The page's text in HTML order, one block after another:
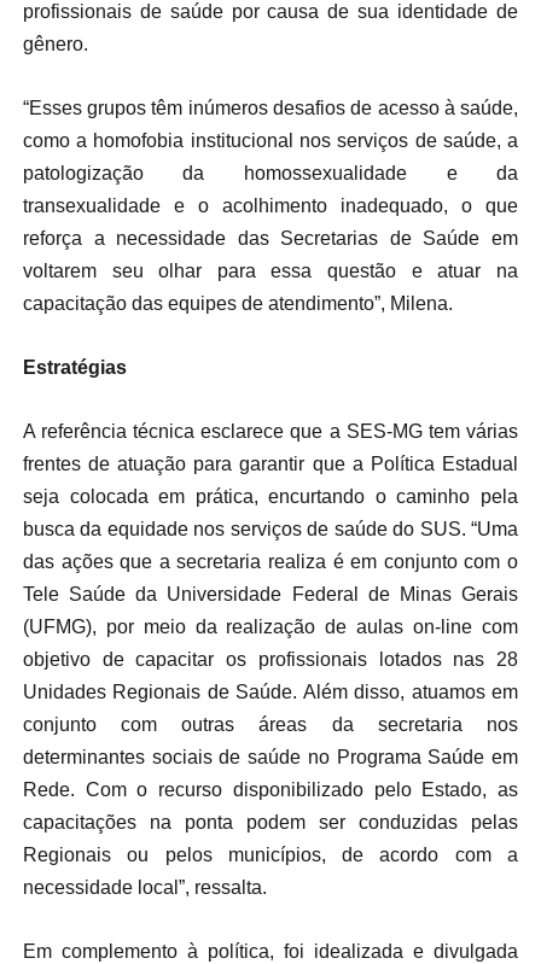
profissionais de saúde por causa de sua identidade de
gênero.
“Esses grupos têm inúmeros desafios de acesso à saúde,
como a homofobia institucional nos serviços de saúde, a
patologização da homossexualidade e da
transexualidade e o acolhimento inadequado, o que
reforça a necessidade das Secretarias de Saúde em
voltarem seu olhar para essa questão e atuar na
capacitação das equipes de atendimento”, Milena.
Estratégias
A referência técnica esclarece que a SES-MG tem várias
frentes de atuação para garantir que a Política Estadual
seja colocada em prática, encurtando o caminho pela
busca da equidade nos serviços de saúde do SUS. “Uma
das ações que a secretaria realiza é em conjunto com o
Tele Saúde da Universidade Federal de Minas Gerais
(UFMG), por meio da realização de aulas on-line com
objetivo de capacitar os profissionais lotados nas 28
Unidades Regionais de Saúde. Além disso, atuamos em
conjunto com outras áreas da secretaria nos
determinantes sociais de saúde no Programa Saúde em
Rede. Com o recurso disponibilizado pelo Estado, as
capacitações na ponta podem ser conduzidas pelas
Regionais ou pelos municípios, de acordo com a
necessidade local”, ressalta.
Em complemento à política, foi idealizada e divulgada